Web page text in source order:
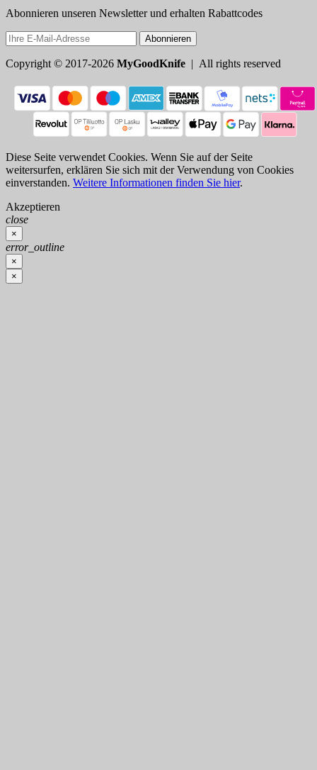
Abonnieren unseren Newsletter und erhalten Rabattcodes
Abonnieren
Copyright © 2017-2026 MyGoodKnife | All rights reserved
Diese Seite verwendet Cookies. Wenn Sie auf der Seite
weitersurfen, erklären Sie sich mit der Verwendung von Cookies
einverstanden. Weitere Informationen finden Sie hier.
Akzeptieren
close
×
error_outline
×
×